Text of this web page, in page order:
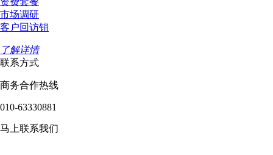
市场调研
客户回访销
了解详情
联系方式
商务合作热线
010-63330881
马上联系我们